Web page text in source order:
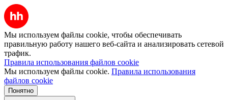
Мы используем файлы cookie, чтобы обеспечивать
правильную работу нашего веб-сайта и анализировать сетевой
трафик.
Правила использования файлов cookie
Мы используем файлы cookie. Правила использования
файлов cookie
Понятно